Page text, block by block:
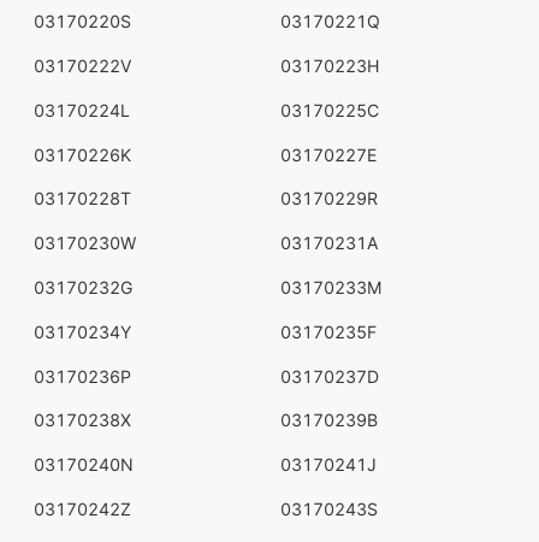
03170220S 03170221Q
03170222V 03170223H
03170224L 03170225C
03170226K 03170227E
03170228T 03170229R
03170230W 03170231A
03170232G 03170233M
03170234Y 03170235F
03170236P 03170237D
03170238X 03170239B
03170240N 03170241J
03170242Z 03170243S